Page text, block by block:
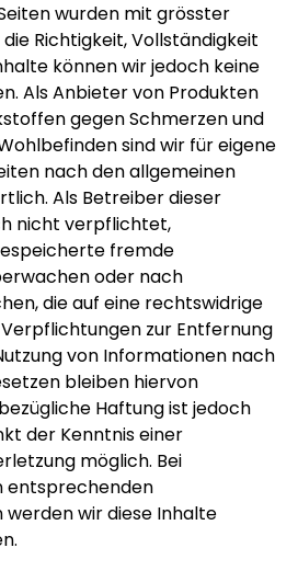
wurden mit grösster
Richtigkeit, Vollständigkeit
können wir jedoch keine
Als Anbieter von Produkten
gegen Schmerzen und
sind wir für eigene
nach den allgemeinen
Als Betreiber dieser
nicht verpflichtet,
fremde
oder nach
die auf eine rechtswidrige
zur Entfernung
von Informationen nach
bleiben hiervon
Haftung ist jedoch
der Kenntnis einer
möglich. Bei
entsprechenden
wir diese Inhalte